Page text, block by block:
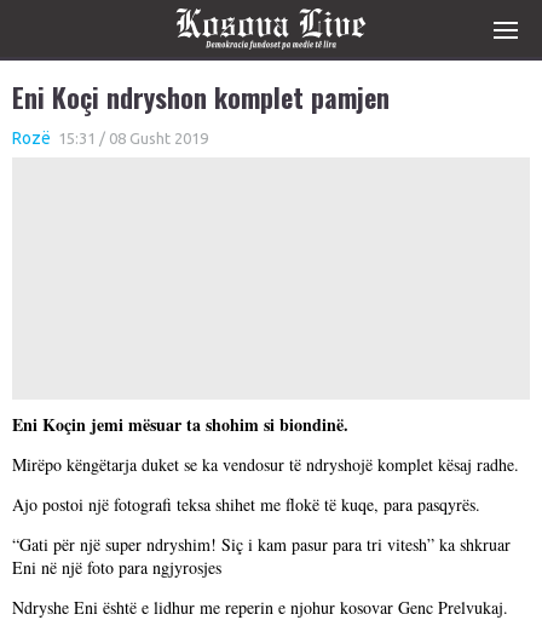
Eni Koçi ndryshon komplet pamjen
Rozë 15:31 / 08 Gusht 2019
Eni Koçin jemi mësuar ta shohim si biondinë.
Mirëpo këngëtarja duket se ka vendosur të ndryshojë komplet kësaj radhe.
Ajo postoi një fotografi teksa shihet me flokë të kuqe, para pasqyrës.
“Gati për një super ndryshim! Siç i kam pasur para tri vitesh” ka shkruar
Eni në një foto para ngjyrosjes
Ndryshe Eni është e lidhur me reperin e njohur kosovar Genc Prelvukaj.